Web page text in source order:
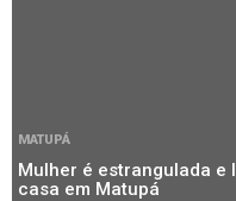
MATUPÁ
Mulher é estrangulada e
casa em Matupá